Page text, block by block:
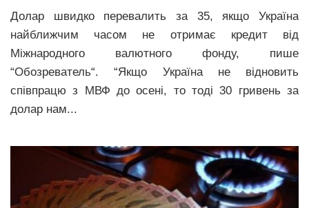
Долар швидко перевалить за 35, якщо Україна
найближчим часом не отримає кредит від
Міжнародного валютного фонду, пише
“Обозреватель“. “Якщо Україна не відновить
співпрацю з МВФ до осені, то тоді 30 гривень за
долар нам...